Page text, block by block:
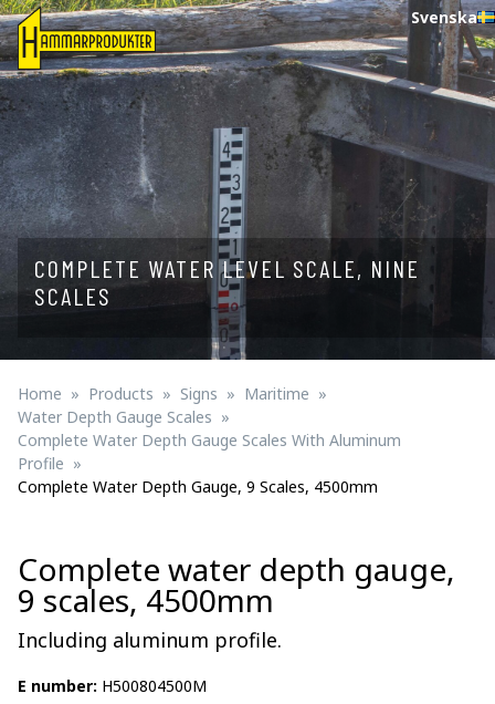
Svenska
COMPLETE WATER LEVEL SCALE, NINE
SCALES
Home Products Signs
Maritime
Water Depth Gauge Scales
Complete Water Depth Gauge Scales With Aluminum
Profile
Complete Water Depth Gauge, 9 Scales, 4500mm
Complete water depth gauge,
9 scales, 4500mm
Including aluminum profile.
E number: H500804500M